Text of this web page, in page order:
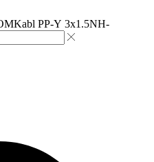
Kabl PP-Y 3x1.5NH-